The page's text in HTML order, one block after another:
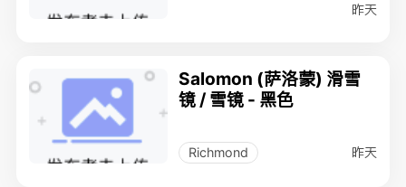
昨天
Salomon (萨洛蒙) 滑雪
镜 / 雪镜 - 黑色
Richmond 昨天